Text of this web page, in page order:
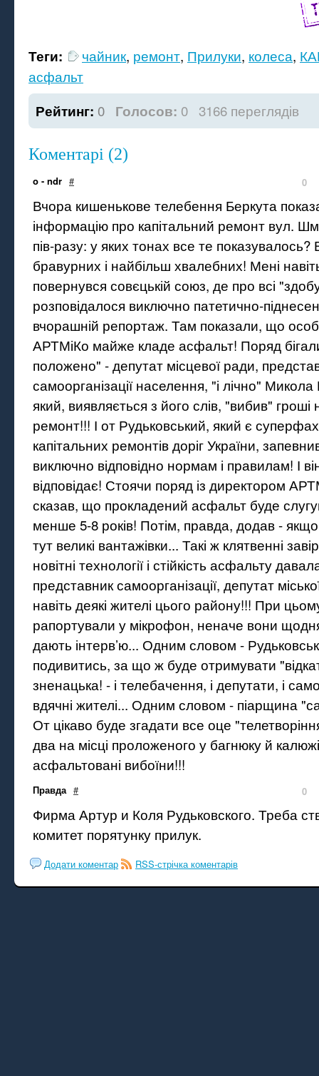
Теги: чайник, ремонт, Прилуки, колеса,
асфальт
Рейтинг: 0 Голосов: 0 3166 переглядів
Коментарі (2)
o - ndr # 0
Вчора кишенькове телебення Беркута
інформацію про капітальний ремонт вул.
пів-разу: у яких тонах все те показувалось?
бравурних і найбільш хвалебних! Мені
повернувся совєцькій союз, де про всі
розповідалося виключно патетично-
вчорашній репортаж. Там показали, що
АРТМіКо майже кладе асфальт! Поряд
положено" - депутат місцевої ради,
самоорганізації населення, "і лічно"
який, виявляється з його слів, "вибив"
ремонт!!! І от Рудьковський, який є
капітальних ремонтів доріг України,
виключно відповідно нормам і правилам! І
відповідає! Стоячи поряд із директором
сказав, що прокладений асфальт буде
менше 5-8 років! Потім, правда, додав -
тут великі вантажівки... Такі ж клятвенні
новітні технології і стійкість асфальту
представник самоорганізації, депутат
навіть деякі жителі цього району!!! При
рапортували у мікрофон, неначе вони
дають інтерв’ю... Одним словом -
подивитись, за що ж буде отримувати
зненацька! - і телебачення, і депутати, і
вдячні жителі... Одним словом - піарщина
От цікаво буде згадати все оце
два на місці проложеного у багнюку й
асфальтовані вибоїни!!!
Правда # 0
Фирма Артур и Коля Рудьковского. Треба
комитет порятунку прилук.
Додати коментар RSS-стрічка коментарів